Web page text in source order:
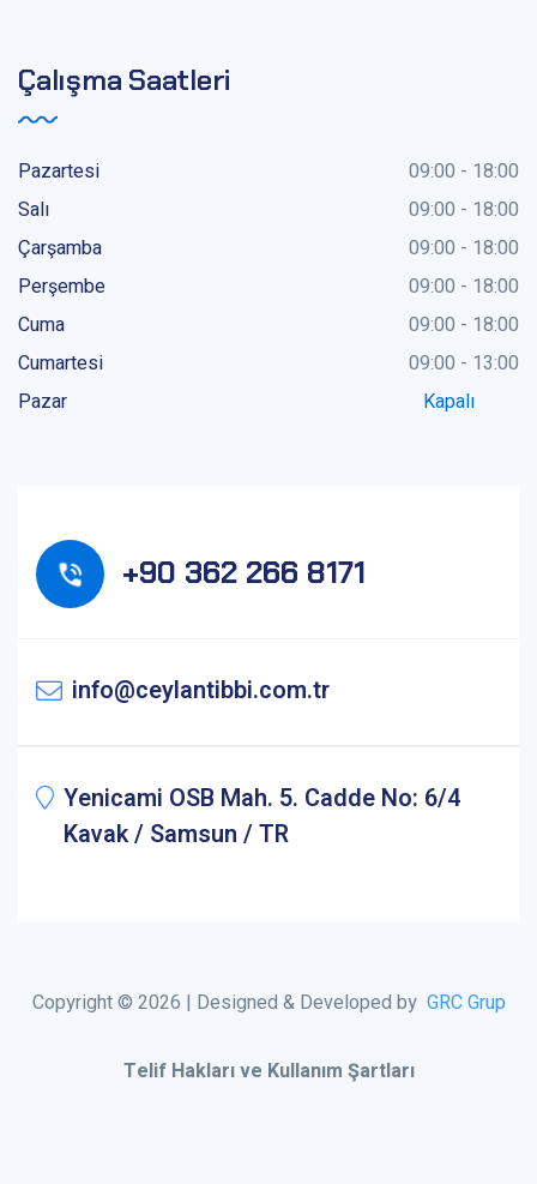
Çalışma Saatleri
Pazartesi
09:00 - 18:00
Salı
09:00 - 18:00
Çarşamba
09:00 - 18:00
Perşembe
09:00 - 18:00
Cuma
09:00 - 18:00
Cumartesi
09:00 - 13:00
Pazar
Kapalı
+90 362 266 8171
info@ceylantibbi.com.tr
Yenicami OSB Mah. 5. Cadde No: 6/4
Kavak / Samsun / TR
Copyright © 2026 | Designed & Developed by GRC Grup
Telif Hakları ve Kullanım Şartları